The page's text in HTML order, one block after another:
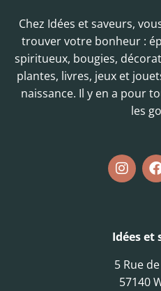
Chez Idées et saveurs,
trouver votre bonheur :
spiritueux, bougies,
plantes, livres, jeux et
naissance. Il y en a pour
les
Idées et
5 Rue
57140